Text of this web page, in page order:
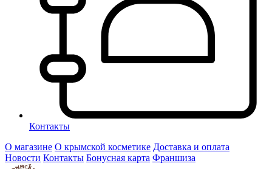
Контакты
О магазине О крымской косметике Доставка и оплата
Новости Контакты Бонусная карта Франшиза